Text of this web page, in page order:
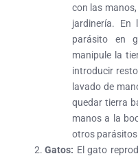
con las
jardinería. En
parásito en
manipule la
introducir
lavado de
quedar tierra
manos a la
otros
Gatos: El gato